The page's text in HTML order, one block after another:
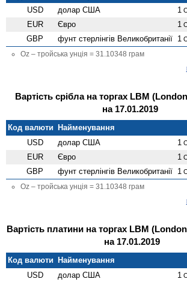
USD
долар США 1
EUR Євро 1
GBP фунт стерлінгів Велико­британії 1
Oz – тройська унція = 31.10348 грам
Вартість срібла на торгах LBM
на 17.01.2019
Код валюти Найменування
USD
долар США 1
EUR Євро 1
GBP фунт стерлінгів Велико­британії 1
Oz – тройська унція = 31.10348 грам
Вартість платини на торгах LBM
на 17.01.2019
Код валюти Найменування
USD
долар США 1